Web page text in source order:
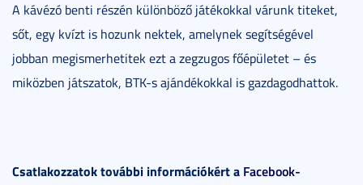
A kávézó benti részén különböző játékokkal várunk titeket,
sőt, egy kvízt is hozunk nektek, amelynek segítségével
jobban megismerhetitek ezt a zegzugos főépületet – és
miközben játszatok, BTK-s ajándékokkal is gazdagodhattok.
Csatlakozzatok további információkért a Facebook-